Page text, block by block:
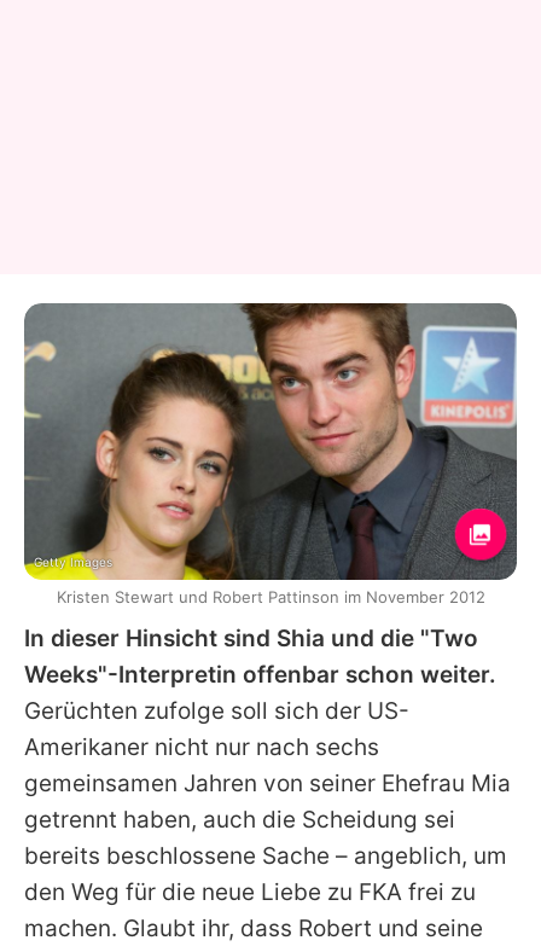
In dieser Hinsicht sind Shia und die "Two
Weeks"-Interpretin offenbar schon weiter.
Gerüchten zufolge soll sich der US-
Amerikaner nicht nur nach sechs
gemeinsamen Jahren von seiner Ehefrau Mia
getrennt haben, auch die Scheidung sei
bereits beschlossene Sache – angeblich, um
den Weg für die neue Liebe zu FKA frei zu
machen. Glaubt ihr, dass Robert und seine
Getty Images
Kristen Stewart und Robert Pattinson im November 2012